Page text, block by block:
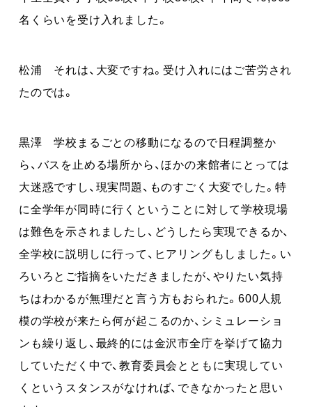
名くらいを受け入れました。
松浦 それは、大変ですね。受け入れにはご苦労され
たのでは。
黒澤 学校まるごとの移動になるので日程調整か
ら、バスを止める場所から、ほかの来館者にとっては
大迷惑ですし、現実問題、ものすごく大変でした。特
に全学年が同時に行くということに対して学校現場
は難色を示されましたし、どうしたら実現できるか、
全学校に説明しに行って、ヒアリングもしました。い
ろいろとご指摘をいただきましたが、やりたい気持
ちはわかるが無理だと言う方もおられた。600人規
模の学校が来たら何が起こるのか、シミュレーショ
ンも繰り返し、最終的には金沢市全庁を挙げて協力
していただく中で、教育委員会とともに実現してい
くというスタンスがなければ、できなかったと思い